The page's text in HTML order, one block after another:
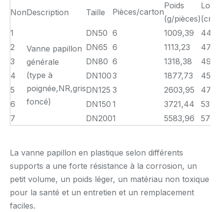
NonDescription Taille Pièces/carton
Poids
(g/pièces)(cm)
1
Vanne papillon
générale
(type à
poignée,NR,gris
foncé)
DN50 6 1009,39
44
2
DN65 6 1113,23
47
3
DN80 6 1318,38
49
4
DN1003 1877,73
45
5
DN125 3 2603,95
47
6
DN150 1 3721,44
53
7
DN2001 5583,96 57
La vanne papillon en plastique selon différents
supports a une forte résistance à la corrosion, un
petit volume, un poids léger, un matériau non toxique
pour la santé et un entretien et un remplacement
faciles.